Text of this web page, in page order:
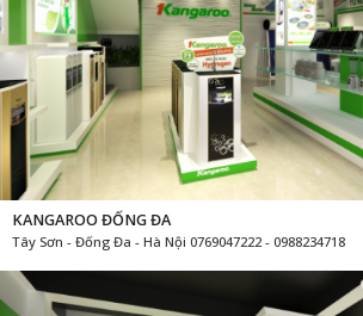
KANGAROO ĐỐNG ĐA
Tây Sơn - Đống Đa - Hà Nội 0769047222 - 0988234718